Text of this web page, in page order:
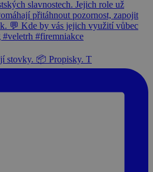
stovky. 📦 Propisky. T